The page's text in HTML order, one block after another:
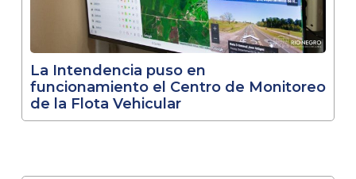
La Intendencia puso en
funcionamiento el Centro de Monitoreo
de la Flota Vehicular